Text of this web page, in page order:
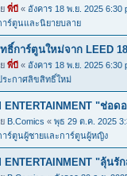
พี่บี « อังคาร 18 พ.ย. 2025 6:30
าร์ตูนและนิยายบลาย
ธิ์การ์ตูนใหม่จาก LEED
พี่บี « อังคาร 18 พ.ย. 2025 6:30
ระกาศลิขสิทธิ์ใหม่
ENTERTAINMENT "ช่อ
B.Comics « พุธ 29 ต.ค. 2025
าร์ตูนผู้ชายและการ์ตูนผู้หญิง
ENTERTAINMENT "ลุ้นรั